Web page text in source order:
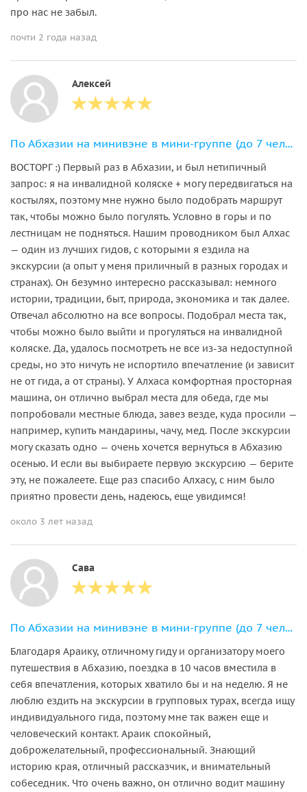
про нас не забыл.
почти 2 года назад
Алексей
По Абхазии на минивэне в мини-группе (до 7 человек)
ВОСТОРГ :) Первый раз в Абхазии, и был нетипичный
запрос: я на инвалидной коляске + могу передвигаться на
костылях, поэтому мне нужно было подобрать маршрут
так, чтобы можно было погулять. Условно в горы и по
лестницам не подняться. Нашим проводником был Алхас
— один из лучших гидов, с которыми я ездила на
экскурсии (а опыт у меня приличный в разных городах и
странах). Он безумно интересно рассказывал: немного
истории, традиции, быт, природа, экономика и так далее.
Отвечал абсолютно на все вопросы. Подобрал места так,
чтобы можно было выйти и прогуляться на инвалидной
коляске. Да, удалось посмотреть не все из-за недоступной
среды, но это ничуть не испортило впечатление (и зависит
не от гида, а от страны). У Алхаса комфортная просторная
машина, он отлично выбрал места для обеда, где мы
попробовали местные блюда, завез везде, куда просили —
например, купить мандарины, чачу, мед. После экскурсии
могу сказать одно — очень хочется вернуться в Абхазию
осенью. И если вы выбираете первую экскурсию — берите
эту, не пожалеете. Еще раз спасибо Алхасу, с ним было
приятно провести день, надеюсь, еще увидимся!
около 3 лет назад
Сава
По Абхазии на минивэне в мини-группе (до 7 человек)
Благодаря Араику, отличному гиду и организатору моего
путешествия в Абхазию, поездка в 10 часов вместила в
себя впечатления, которых хватило бы и на неделю. Я не
люблю ездить на экскурсии в групповых турах, всегда ищу
индивидуального гида, поэтому мне так важен еще и
человеческий контакт. Араик спокойный,
доброжелательный, профессиональный. Знающий
историю края, отличный рассказчик, и внимательный
собеседник. Что очень важно, он отлично водит машину